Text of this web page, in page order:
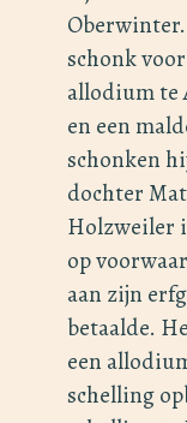
schonk
allodium te
en een
schonken
dochter
Holzweiler
op
aan zijn
betaalde.
een
schelling